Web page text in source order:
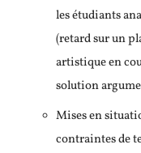
les étudiants
(retard sur un
artistique en
solution
Mises en
contraintes de